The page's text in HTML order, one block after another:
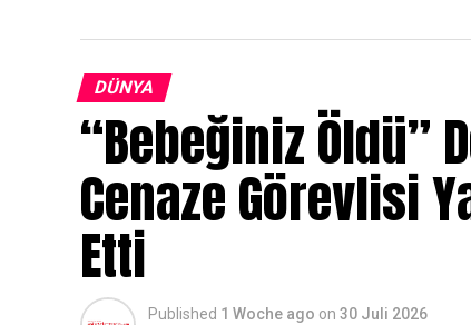
DÜNYA
“Bebeğiniz Öldü”
Cenaze Görevlisi
Etti
Published 1 Woche ago on 30 Juli 2026